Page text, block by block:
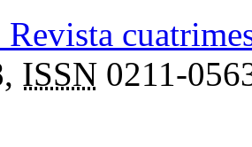
ISSN 0211-